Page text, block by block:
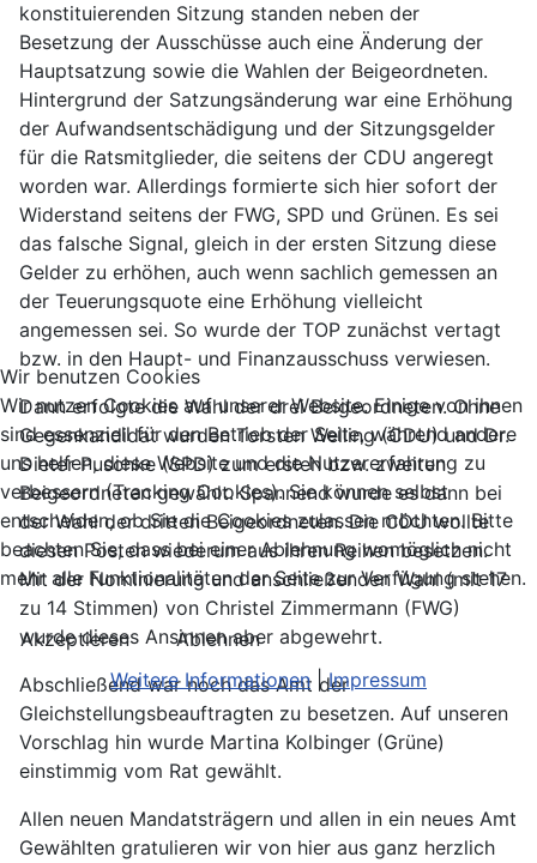
konstituierenden Sitzung standen neben der
Besetzung der Ausschüsse auch eine Änderung der
Hauptsatzung sowie die Wahlen der Beigeordneten.
Hintergrund der Satzungsänderung war eine Erhöhung
der Aufwandsentschädigung und der Sitzungsgelder
für die Ratsmitglieder, die seitens der CDU angeregt
worden war. Allerdings formierte sich hier sofort der
Widerstand seitens der FWG, SPD und Grünen. Es sei
das falsche Signal, gleich in der ersten Sitzung diese
Gelder zu erhöhen, auch wenn sachlich gemessen an
der Teuerungsquote eine Erhöhung vielleicht
angemessen sei. So wurde der TOP zunächst vertagt
bzw. in den Haupt- und Finanzausschuss verwiesen.
Dann erfolgte die Wahl der drei Beigeordneten. Ohne
Gegenkandidat wurden Torsten Welling (CDU) und Dr.
Dieter Puschke (SPD) zum ersten bzw. zweiten
Beigeordneten gewählt. Spannend wurde es dann bei
der Wahl der dritten Beigeordneten. Die CDU wollte
diesen Posten wiederum aus ihren Reihen besetzen.
Mit der Nominierung und anschließenden Wahl (mit 17
zu 14 Stimmen) von Christel Zimmermann (FWG)
wurde dieses Ansinnen aber abgewehrt.
Abschließend war noch das Amt der
Gleichstellungsbeauftragten zu besetzen. Auf unseren
Vorschlag hin wurde Martina Kolbinger (Grüne)
einstimmig vom Rat gewählt.
Allen neuen Mandatsträgern und allen in ein neues Amt
Gewählten gratulieren wir von hier aus ganz herzlich
Wir benutzen Cookies
Wir nutzen Cookies auf unserer Website. Einige von ihnen
sind essenziell für den Betrieb der Seite, während andere
uns helfen, diese Website und die Nutzererfahrung zu
verbessern (Tracking Cookies). Sie können selbst
entscheiden, ob Sie die Cookies zulassen möchten. Bitte
beachten Sie, dass bei einer Ablehnung womöglich nicht
mehr alle Funktionalitäten der Seite zur Verfügung stehen.
Akzeptieren
Ablehnen
Weitere Informationen|Impressum